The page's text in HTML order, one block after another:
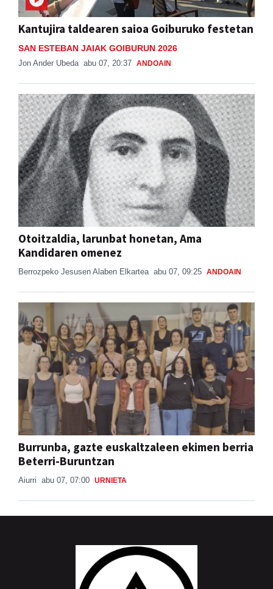
Kantujira taldearen saioa Goiburuko festetan
SAN ESTEBAN JAIAK GOIBURUN 2026
Jon Ander Ubeda abu 07, 20:37 ANDOAIN
Otoitzaldia, larunbat honetan, Ama
Kandidaren omenez
Berrozpeko Jesusen Alaben Elkartea abu 07, 09:25 ANDOAIN
Burrunba, gazte euskaltzaleen ekimen berria
Beterri-Buruntzan
Aiurri abu 07, 07:00 URNIETA